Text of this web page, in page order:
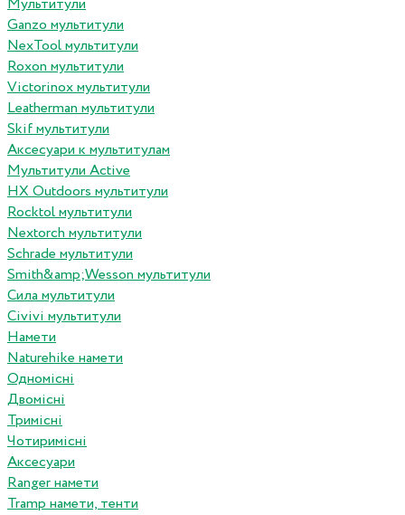
Мультитули
Ganzo мультитули
NexTool мультитули
Roxon мультитули
Victorinox мультитули
Leatherman мультитули
Skif мультитули
Аксесуари к мультитулам
Мультитули Active
HX Outdoors мультитули
Rocktol мультитули
Nextorch мультитули
Schrade мультитули
Smith&amp;Wesson мультитули
Сила мультитули
Civivi мультитули
Намети
Naturehike намети
Одномісні
Двомісні
Тримісні
Чотиримісні
Аксесуари
Ranger намети
Tramp намети, тенти